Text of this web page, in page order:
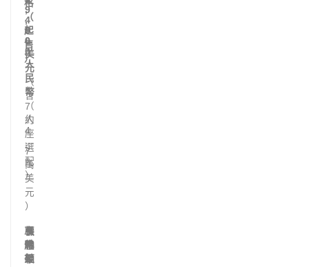
格
（
起
售
）
9
,
0
0
0
人
民
幣
（
約
4
.
7
萬
美
元
）
,
4
9
0
美
元
（
含
7
人
座
選
配
）
車
體
架
長
軸
距
標
準
軸